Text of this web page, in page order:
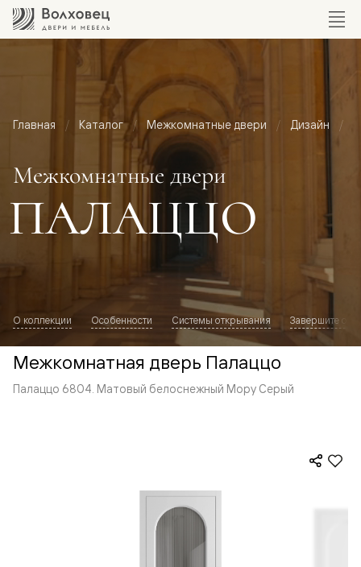
Главная Каталог Межкомнатные двери Дизайн
Межкомнатные двери
ПАЛАЦЦО
О коллекции Особенности Системы открывания Завершите
Межкомнатная дверь Палаццо
Палаццо 6804. Матовый белоснежный Мору Серый